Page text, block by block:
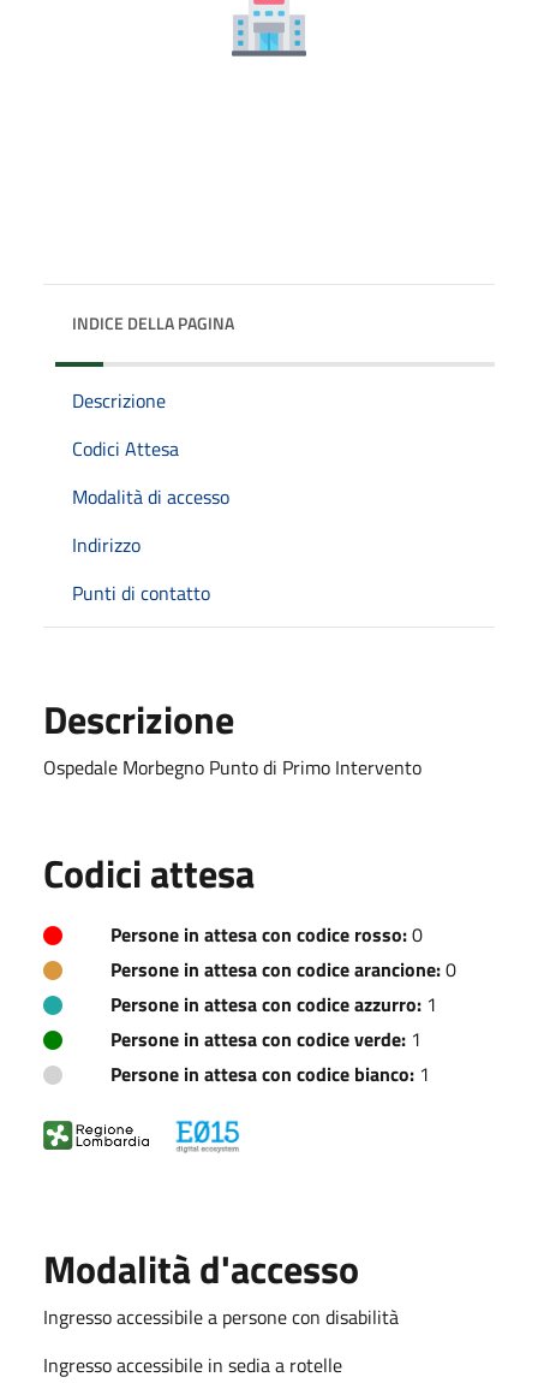
INDICE DELLA PAGINA
Descrizione
Codici Attesa
Modalità di accesso
Indirizzo
Punti di contatto
Descrizione
Ospedale Morbegno Punto di Primo Intervento
Codici attesa
Persone in attesa con codice rosso:0
Persone in attesa con codice arancione:0
Persone in attesa con codice azzurro: 1
Persone in attesa con codice verde: 1
Persone in attesa con codice bianco: 1
Modalità d'accesso
Ingresso accessibile a persone con disabilità
Ingresso accessibile in sedia a rotelle